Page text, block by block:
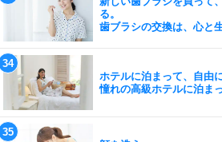
る。
歯ブラシの交換は、心と
ホテルに泊まって、自由
憧れの高級ホテルに泊ま